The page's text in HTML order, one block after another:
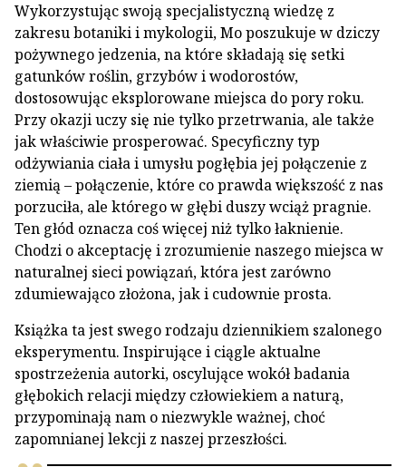
Wykorzystując swoją specjalistyczną wiedzę z
zakresu botaniki i mykologii, Mo poszukuje w dziczy
pożywnego jedzenia, na które składają się setki
gatunków roślin, grzybów i wodorostów,
dostosowując eksplorowane miejsca do pory roku.
Przy okazji uczy się nie tylko przetrwania, ale także
jak właściwie prosperować. Specyficzny typ
odżywiania ciała i umysłu pogłębia jej połączenie z
ziemią – połączenie, które co prawda większość z nas
porzuciła, ale którego w głębi duszy wciąż pragnie.
Ten głód oznacza coś więcej niż tylko łaknienie.
Chodzi o akceptację i zrozumienie naszego miejsca w
naturalnej sieci powiązań, która jest zarówno
zdumiewająco złożona, jak i cudownie prosta.
Książka ta jest swego rodzaju dziennikiem szalonego
eksperymentu. Inspirujące i ciągle aktualne
spostrzeżenia autorki, oscylujące wokół badania
głębokich relacji między człowiekiem a naturą,
przypominają nam o niezwykle ważnej, choć
zapomnianej lekcji z naszej przeszłości.